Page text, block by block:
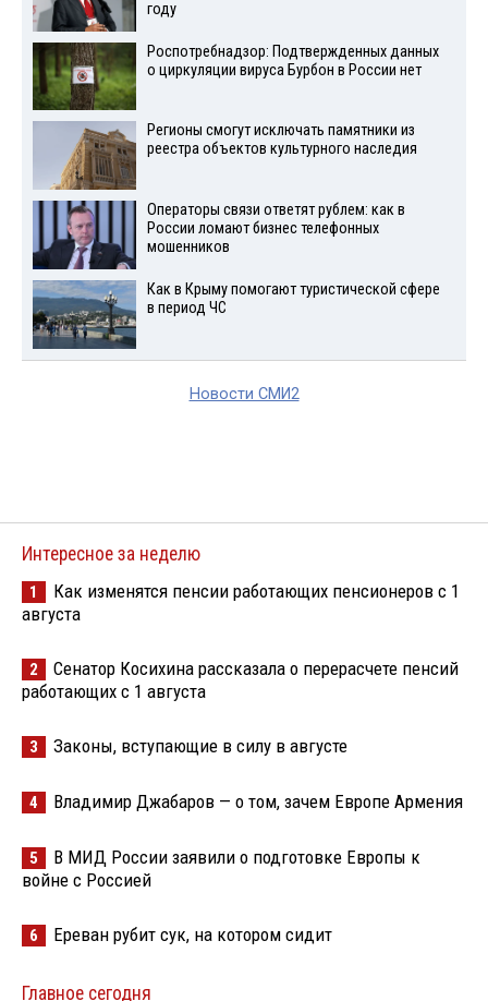
году
Роспотребнадзор: Подтвержденных данных
о циркуляции вируса Бурбон в России нет
Регионы смогут исключать памятники из
реестра объектов культурного наследия
Операторы связи ответят рублем: как в
России ломают бизнес телефонных
мошенников
Как в Крыму помогают туристической сфере
в период ЧС
Новости СМИ2
Интересное за неделю
1
Как изменятся пенсии работающих пенсионеров с 1
августа
2
Сенатор Косихина рассказала о перерасчете пенсий
работающих с 1 августа
3 Законы, вступающие в силу в августе
4 Владимир Джабаров — о том, зачем Европе Армения
5
В МИД России заявили о подготовке Европы к
войне с Россией
6 Ереван рубит сук, на котором сидит
Главное сегодня